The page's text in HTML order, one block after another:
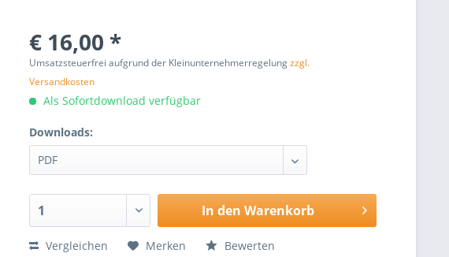
€ 16,00 *
Umsatzsteuerfrei aufgrund der Kleinunternehmerregelungzzgl.
Versandkosten
Als Sofortdownload verfügbar
Downloads:
In den Warenkorb
Vergleichen Merken Bewerten